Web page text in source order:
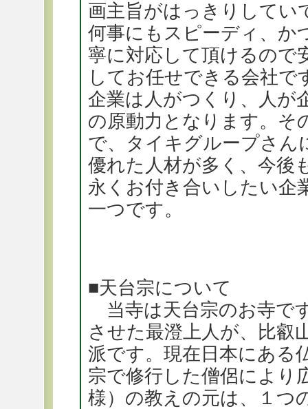
画主旨がはっきりしてい
何事にもスピーディ、か
寧に対応して頂けるので
してお任せできる会社で
企業は人がつくり、人が
の原動力となります。そ
で、タイキグループさん
優れた人材が多く、今後
永くお付き合いしたい企
一つです。
■天台宗について
当寺は天台宗のお寺で
させた最澄上人が、比叡
派です。現在日本にある
宗で修行した僧侶により
様）の教えの元は、１つ